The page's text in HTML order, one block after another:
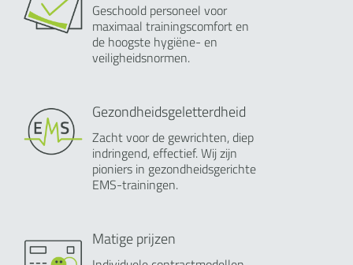
Geschoold personeel voor
maximaal trainingscomfort en
de hoogste hygiëne- en
veiligheidsnormen.
Gezondheidsgeletterdheid
Zacht voor de gewrichten, diep
indringend, effectief. Wij zijn
pioniers in gezondheidsgerichte
EMS-trainingen.
Matige prijzen